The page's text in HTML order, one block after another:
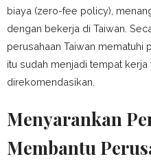
biaya (zero-fee policy),
dengan bekerja di Taiwan.
perusahaan Taiwan mematuhi
itu sudah menjadi tempat
direkomendasikan.
Menyarankan
Membantu